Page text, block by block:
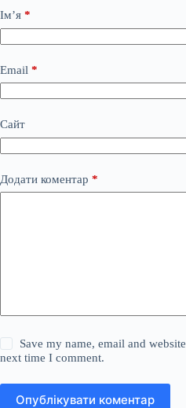
Ім’я *
Email *
Сайт
Додати коментар *
Save my name, email and
next time I comment.
Опублікувати коментар